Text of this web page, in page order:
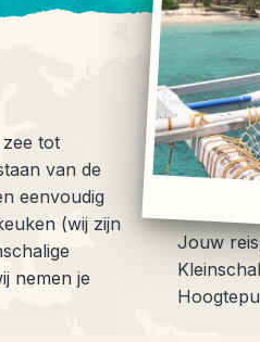
tot
van de
eenvoudig
(wij zijn
nemen je
Jouw